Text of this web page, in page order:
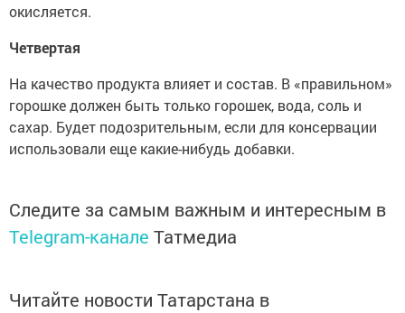
окисляется.
Четвертая
На качество продукта влияет и состав. В «правильном»
горошке должен быть только горошек, вода, соль и
сахар. Будет подозрительным, если для консервации
использовали еще какие-нибудь добавки.
Следите за самым важным и интересным в
Telegram-канале Татмедиа
Читайте новости Татарстана в